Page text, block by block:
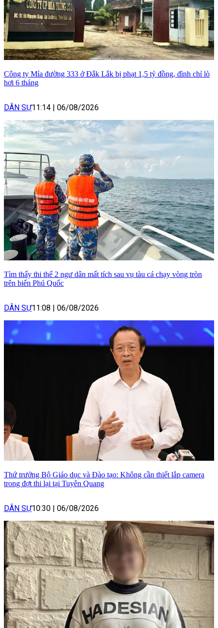
Công ty Mía đường 333 ở Đắk Lắk bị phạt 1,5 tỷ đồng, đình chỉ lò
hơi 6 tháng
DÂN SỰ11:14 06/08/2026
Tìm thấy thi thể 2 ngư dân mất tích sau vụ tàu cá chạy vòng tròn
trên biển Phú Quốc
DÂN SỰ11:08 06/08/2026
Thứ trưởng Bộ Giáo dục và Đào tạo: Không cần thiết lắp camera
trong đợt thi lại tại Tuyên Quang
DÂN SỰ10:30 06/08/2026